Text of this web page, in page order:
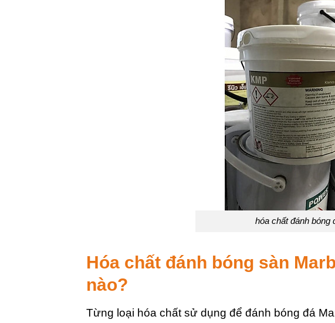
hóa chất đánh bóng
Hóa chất đánh bóng sàn
nào?
Từng loại hóa chất sử dụng để đánh bóng đá